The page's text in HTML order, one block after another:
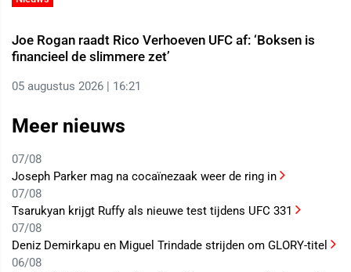
Joe Rogan raadt Rico Verhoeven UFC af: ‘Boksen is
financieel de slimmere zet’
05 augustus 2026 | 16:21
Meer nieuws
07/08
Joseph Parker mag na cocaïnezaak weer de ring in
07/08
Tsarukyan krijgt Ruffy als nieuwe test tijdens UFC 331
07/08
Deniz Demirkapu en Miguel Trindade strijden om GLORY-titel
06/08